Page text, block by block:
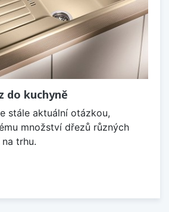
do kuchyně
stále aktuální otázkou,
množství dřezů různých
trhu.